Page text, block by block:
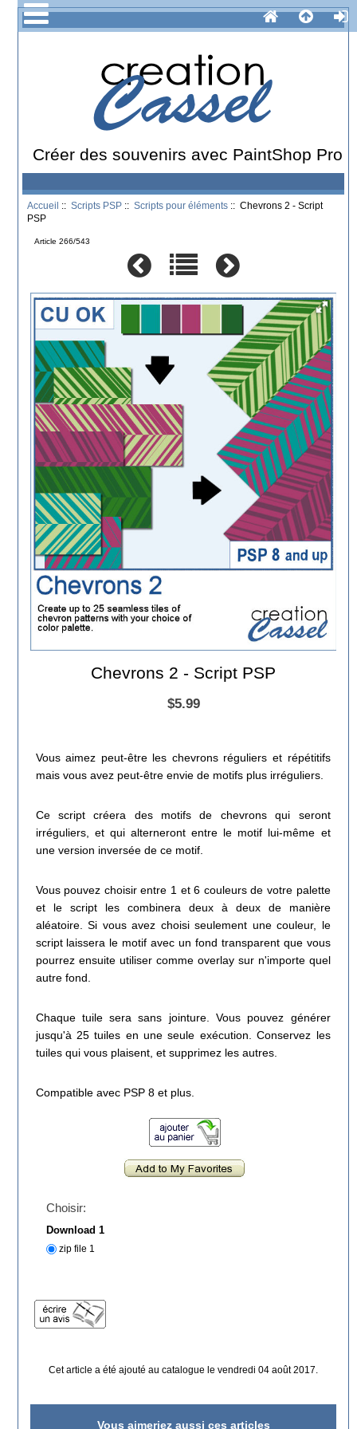
Créer des souvenirs avec PaintShop Pro
Accueil ::Scripts PSP ::Scripts pour éléments :: Chevrons 2 - Script
PSP
Article 266/543
Chevrons 2 - Script PSP
$5.99
Vous aimez peut-être les chevrons réguliers et répétitifs
mais vous avez peut-être envie de motifs plus irréguliers.
Ce script créera des motifs de chevrons qui seront
irréguliers, et qui alterneront entre le motif lui-même et
une version inversée de ce motif.
Vous pouvez choisir entre 1 et 6 couleurs de votre palette
et le script les combinera deux à deux de manière
aléatoire. Si vous avez choisi seulement une couleur, le
script laissera le motif avec un fond transparent que vous
pourrez ensuite utiliser comme overlay sur n'importe quel
autre fond.
Chaque tuile sera sans jointure. Vous pouvez générer
jusqu'à 25 tuiles en une seule exécution. Conservez les
tuiles qui vous plaisent, et supprimez les autres.
Compatible avec PSP 8 et plus.
Choisir:
Download 1
zip file 1
Cet article a été ajouté au catalogue le vendredi 04 août 2017.
Vous aimeriez aussi ces articles